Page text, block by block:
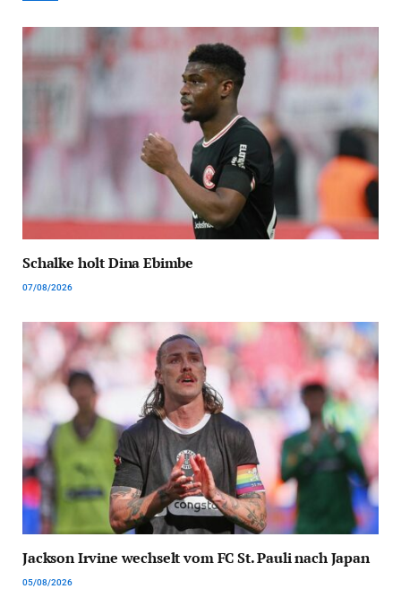
Schalke holt Dina Ebimbe
07/08/2026
Jackson Irvine wechselt vom FC St. Pauli nach Japan
05/08/2026